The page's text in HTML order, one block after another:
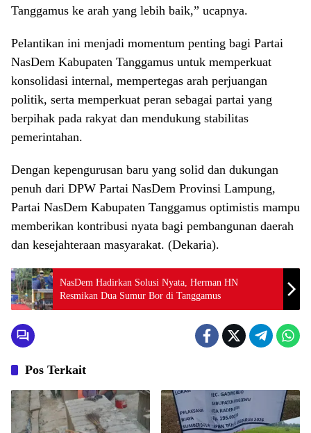
Tanggamus ke arah yang lebih baik,” ucapnya.
Pelantikan ini menjadi momentum penting bagi Partai
NasDem Kabupaten Tanggamus untuk memperkuat
konsolidasi internal, mempertegas arah perjuangan
politik, serta memperkuat peran sebagai partai yang
berpihak pada rakyat dan mendukung stabilitas
pemerintahan.
Dengan kepengurusan baru yang solid dan dukungan
penuh dari DPW Partai NasDem Provinsi Lampung,
Partai NasDem Kabupaten Tanggamus optimistis mampu
memberikan kontribusi nyata bagi pembangunan daerah
dan kesejahteraan masyarakat. (Dekaria).
NasDem Hadirkan Solusi Nyata, Herman HN
Resmikan Dua Sumur Bor di Tanggamus
Pos Terkait